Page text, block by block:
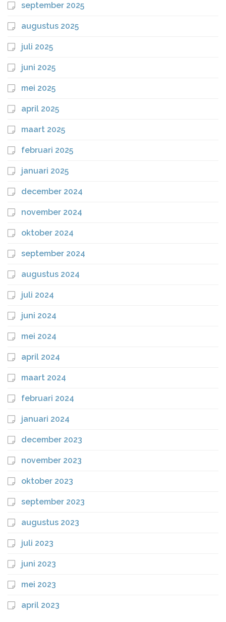
september 2025
augustus 2025
juli 2025
juni 2025
mei 2025
april 2025
maart 2025
februari 2025
januari 2025
december 2024
november 2024
oktober 2024
september 2024
augustus 2024
juli 2024
juni 2024
mei 2024
april 2024
maart 2024
februari 2024
januari 2024
december 2023
november 2023
oktober 2023
september 2023
augustus 2023
juli 2023
juni 2023
mei 2023
april 2023